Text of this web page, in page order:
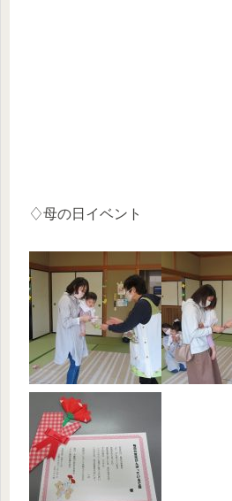
♢母の日イベント